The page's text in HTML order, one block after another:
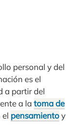
personal y del
es el
a partir del
a la toma de
el pensamientoy